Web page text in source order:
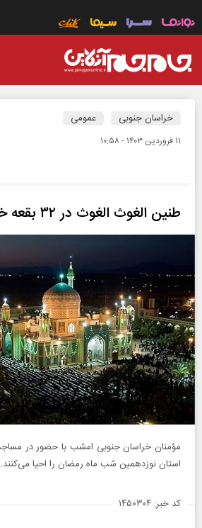
خراسان جنوبی عمومی
۱۱ فروردين ۱۴۰۳ - ۱۰:۵۸
طنین الغوث الغوث در ۳۲ بقعه خراسان جنوبی
استان نوزدهمین شب ماه رمضان را احیا می‌کنند.
کد خبر: ۱۴۵۰۳۰۴